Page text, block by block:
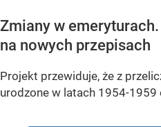
Zmiany w
na nowych przepisach
Projekt przewiduje, że z
urodzone w latach 1954-1959